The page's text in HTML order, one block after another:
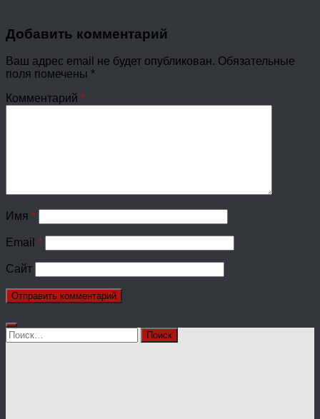
Добавить комментарий
Ваш адрес email не будет опубликован. Обязательные
поля помечены *
Комментарий *
Имя *
Email *
Сайт
Найти: